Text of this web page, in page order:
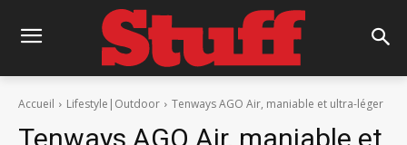
Accueil Lifestyle|Outdoor Tenways AGO Air, maniable et ultra-léger
Tenways AGO Air, maniable et